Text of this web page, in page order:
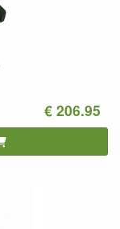
€ 206.95